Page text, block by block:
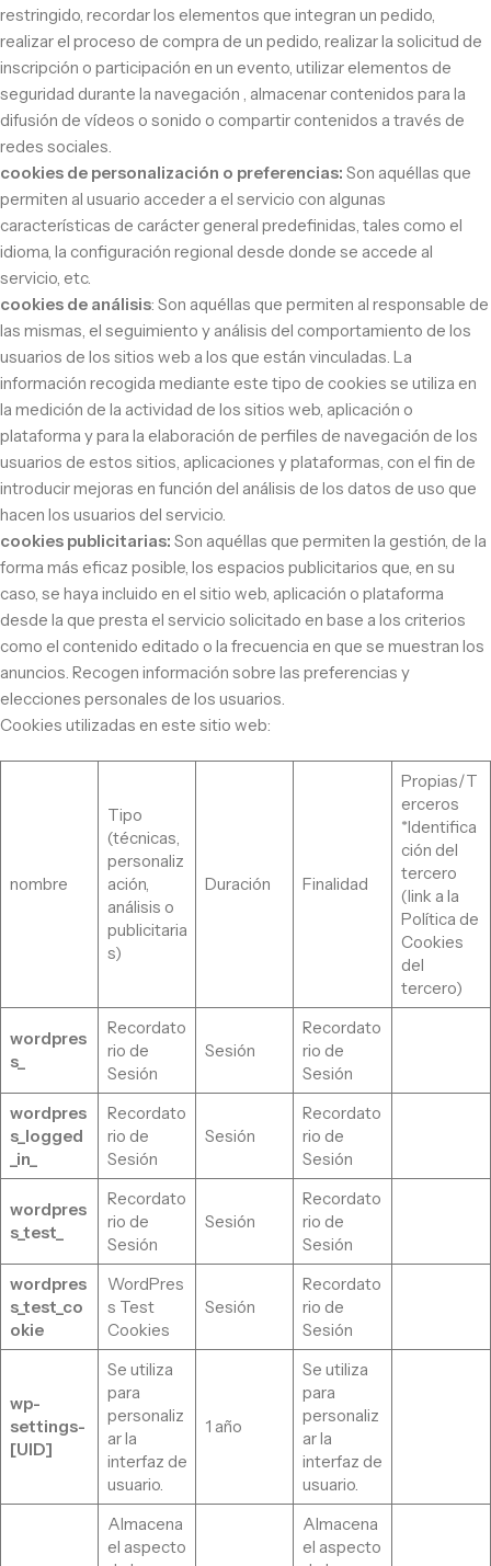
restringido, recordar los elementos que integran un pedido,
realizar el proceso de compra de un pedido, realizar la solicitud de
inscripción o participación en un evento, utilizar elementos de
seguridad durante la navegación , almacenar contenidos para la
difusión de vídeos o sonido o compartir contenidos a través de
redes sociales.
cookies de personalización o preferencias: Son aquéllas que
permiten al usuario acceder a el servicio con algunas
características de carácter general predefinidas, tales como el
idioma, la configuración regional desde donde se accede al
servicio, etc.
cookies de análisis: Son aquéllas que permiten al responsable de
las mismas, el seguimiento y análisis del comportamiento de los
usuarios de los sitios web a los que están vinculadas. La
información recogida mediante este tipo de cookies se utiliza en
la medición de la actividad de los sitios web, aplicación o
plataforma y para la elaboración de perfiles de navegación de los
usuarios de estos sitios, aplicaciones y plataformas, con el fin de
introducir mejoras en función del análisis de los datos de uso que
hacen los usuarios del servicio.
cookies publicitarias: Son aquéllas que permiten la gestión, de la
forma más eficaz posible, los espacios publicitarios que, en su
caso, se haya incluido en el sitio web, aplicación o plataforma
desde la que presta el servicio solicitado en base a los criterios
como el contenido editado o la frecuencia en que se muestran los
anuncios. Recogen información sobre las preferencias y
elecciones personales de los usuarios.
Cookies utilizadas en este sitio web:
nombre
Tipo
(técnicas,
personaliz
ación,
análisis o
publicitaria
s)
Duración Finalidad
Propias/T
erceros
*Identifica
ción del
tercero
(link a la
Política de
Cookies
del
tercero)
wordpres
s_
Recordato
rio de
Sesión
Sesión
Recordato
rio de
Sesión
wordpres
s_logged
_in_
Recordato
rio de
Sesión
Sesión
Recordato
rio de
Sesión
wordpres
s_test_
Recordato
rio de
Sesión
Sesión
Recordato
rio de
Sesión
wordpres
s_test_co
okie
WordPres
s Test
Cookies
Sesión
Recordato
rio de
Sesión
wp-
settings-
[UID]
Se utiliza
para
personaliz
ar la
interfaz de
usuario.
1 año
Se utiliza
para
personaliz
ar la
interfaz de
usuario.
Almacena
el aspecto
Almacena
el aspecto